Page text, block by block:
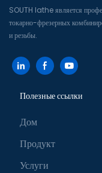
SOUTH lathe является
токарно-фрезерных
и резьбы.
Полезные ссылки
Дом
Продукт
Услуги